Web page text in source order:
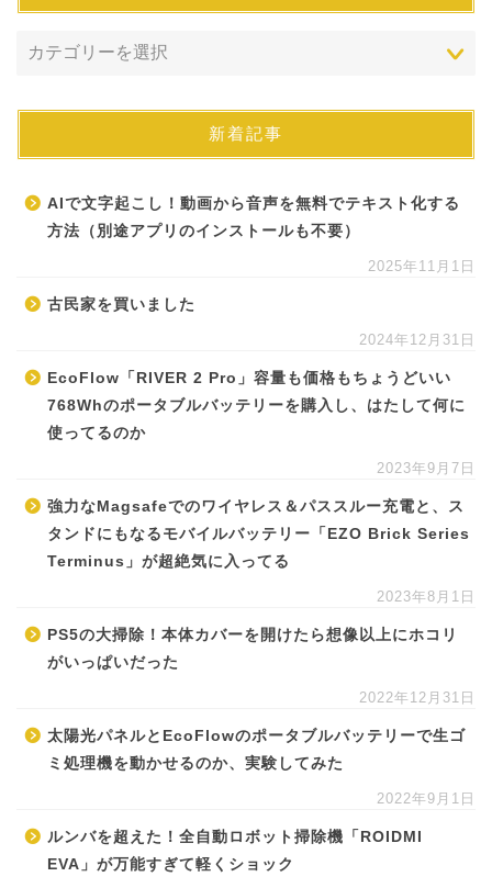
新着記事
AIで文字起こし！動画から音声を無料でテキスト化する
方法（別途アプリのインストールも不要）
2025年11月1日
古民家を買いました
2024年12月31日
EcoFlow「RIVER 2 Pro」容量も価格もちょうどいい
768Whのポータブルバッテリーを購入し、はたして何に
使ってるのか
2023年9月7日
強力なMagsafeでのワイヤレス＆パススルー充電と、ス
タンドにもなるモバイルバッテリー「EZO Brick Series
Terminus」が超絶気に入ってる
2023年8月1日
PS5の大掃除！本体カバーを開けたら想像以上にホコリ
がいっぱいだった
2022年12月31日
太陽光パネルとEcoFlowのポータブルバッテリーで生ゴ
ミ処理機を動かせるのか、実験してみた
2022年9月1日
ルンバを超えた！全自動ロボット掃除機「ROIDMI
EVA」が万能すぎて軽くショック